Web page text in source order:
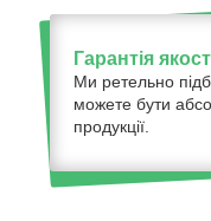
Гарантія
Ми ретельно
можете бути
продукції.